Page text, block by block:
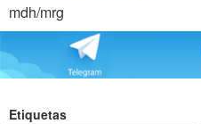
mdh/mrg
Etiquetas